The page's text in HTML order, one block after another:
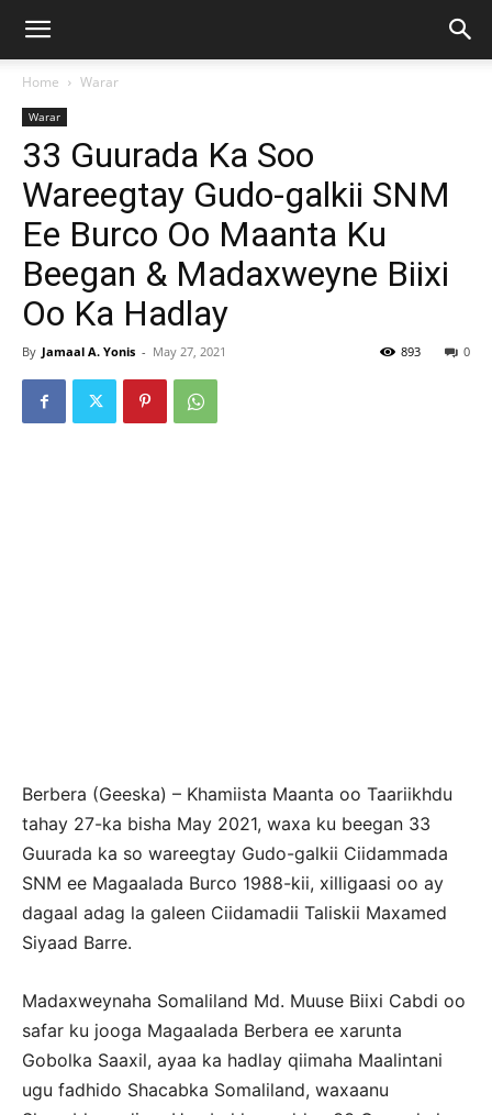
Home Warar
Warar
33 Guurada Ka Soo
Wareegtay Gudo-galkii SNM
Ee Burco Oo Maanta Ku
Beegan & Madaxweyne Biixi
Oo Ka Hadlay
By Jamaal A. Yonis - May 27, 2021 0
893
Berbera (Geeska) – Khamiista Maanta oo Taariikhdu
tahay 27-ka bisha May 2021, waxa ku beegan 33
Guurada ka so wareegtay Gudo-galkii Ciidammada
SNM ee Magaalada Burco 1988-kii, xilligaasi oo ay
dagaal adag la galeen Ciidamadii Taliskii Maxamed
Siyaad Barre.
Madaxweynaha Somaliland Md. Muuse Biixi Cabdi oo
safar ku jooga Magaalada Berbera ee xarunta
Gobolka Saaxil, ayaa ka hadlay qiimaha Maalintani
ugu fadhido Shacabka Somaliland, waxaanu